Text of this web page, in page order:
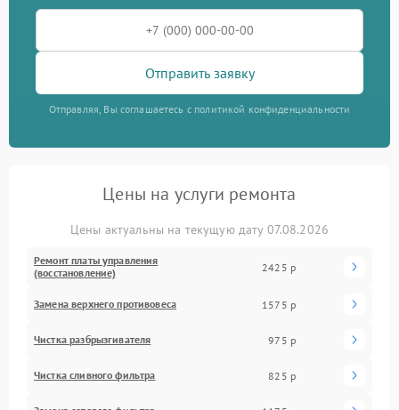
Отправить заявку
Отправляя, Вы соглашаетесь с политикой конфиденциальности
Цены на услуги ремонта
Цены актуальны на текущую дату 07.08.2026
Ремонт платы управления
(восстановление)
2425 р
Замена верхнего противовеса 1575 р
Чистка разбрызгивателя 975 р
Чистка сливного фильтра 825 р